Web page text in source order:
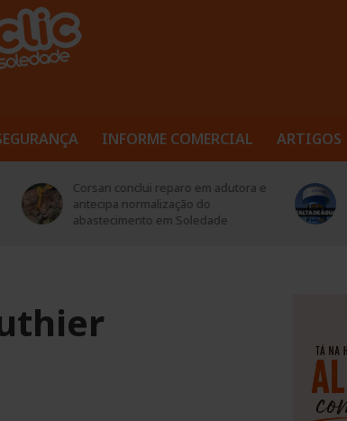
INFORME COMERCIAL ARTIGOS
Rompimento de adutora provoca falta
de água em Soledade nesta quarta-
feira (05)